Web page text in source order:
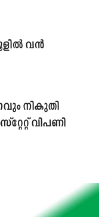
വൻ
നികുതി
വിപണി